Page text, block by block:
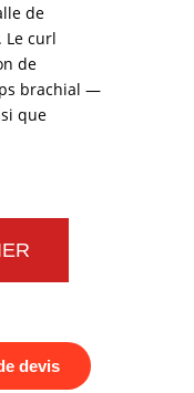
de
Le curl
de
brachial —
que
devis